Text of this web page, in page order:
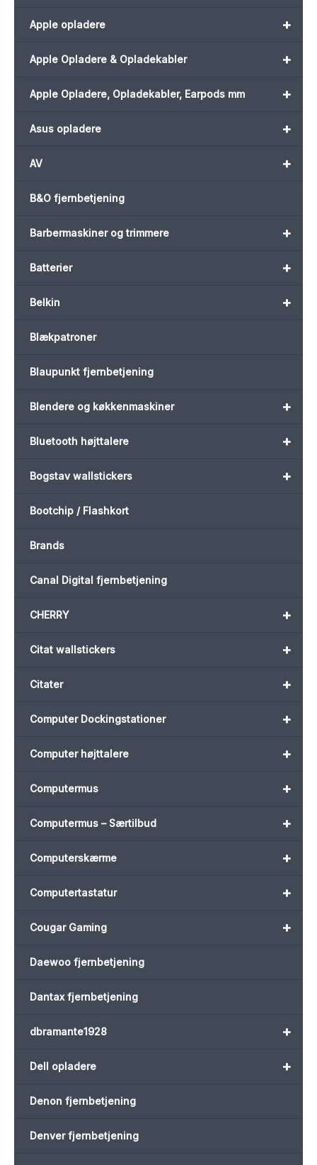
+
Apple opladere
+
Apple Opladere & Opladekabler
+
Apple Opladere, Opladekabler, Earpods mm
+
Asus opladere
+
AV
B&O fjernbetjening
+
Barbermaskiner og trimmere
+
Batterier
+
Belkin
Blækpatroner
Blaupunkt fjernbetjening
+
Blendere og køkkenmaskiner
+
Bluetooth højttalere
+
Bogstav wallstickers
Bootchip / Flashkort
Brands
Canal Digital fjernbetjening
+
CHERRY
+
Citat wallstickers
+
Citater
+
Computer Dockingstationer
+
Computer højttalere
+
Computermus
+
Computermus – Særtilbud
+
Computerskærme
+
Computertastatur
+
Cougar Gaming
Daewoo fjernbetjening
Dantax fjernbetjening
+
dbramante1928
+
Dell opladere
Denon fjernbetjening
Denver fjernbetjening